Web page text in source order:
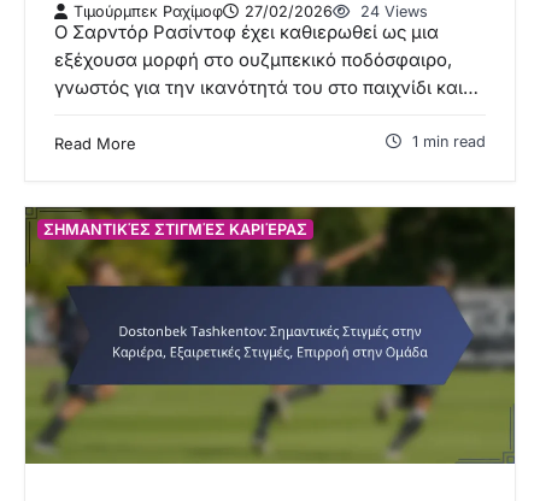
Τιμούρμπεκ Ραχίμοφ 27/02/2026 24 Views
Ο Σαρντόρ Ρασίντοφ έχει καθιερωθεί ως μια
εξέχουσα μορφή στο ουζμπεκικό ποδόσφαιρο,
γνωστός για την ικανότητά του στο παιχνίδι και…
Read More 1 min read
ΣΗΜΑΝΤΙΚΈΣ ΣΤΙΓΜΈΣ ΚΑΡΙΈΡΑΣ